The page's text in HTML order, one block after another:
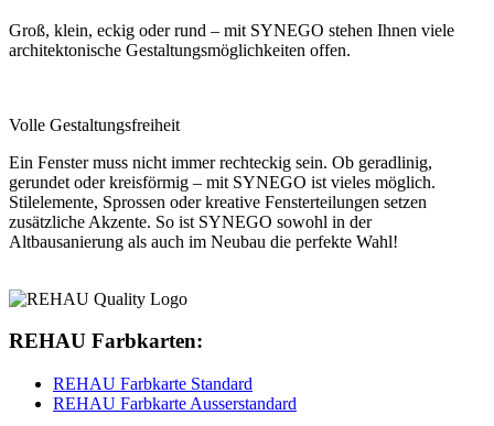
Groß, klein, eckig oder rund – mit SYNEGO stehen Ihnen viele
architektonische Gestaltungsmöglichkeiten offen.
Volle Gestaltungsfreiheit
Ein Fenster muss nicht immer rechteckig sein. Ob geradlinig,
gerundet oder kreisförmig – mit SYNEGO ist vieles möglich.
Stilelemente, Sprossen oder kreative Fensterteilungen setzen
zusätzliche Akzente. So ist SYNEGO sowohl in der
Altbausanierung als auch im Neubau die perfekte Wahl!
REHAU Farbkarten:
REHAU Farbkarte Standard
REHAU Farbkarte Ausserstandard